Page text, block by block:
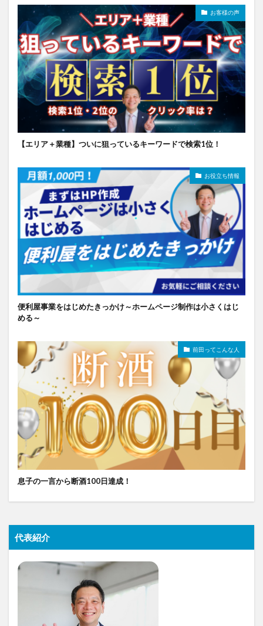
お客様の声
【エリア＋業種】ついに狙っているキーワードで検索1位！
お役立ち情報
便利屋事業をはじめたきっかけ～ホームページ制作は小さくはじ
める～
前田ってこんな人
息子の一言から断酒100日達成！
代表紹介